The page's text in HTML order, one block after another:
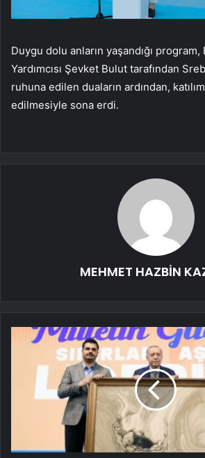
Duygu dolu anların yaşandığı
Yardımcısı Şevket Bulut tarafından
ruhuna edilen duaların ardından,
edilmesiyle sona erdi.
MEHMET HAZBİN